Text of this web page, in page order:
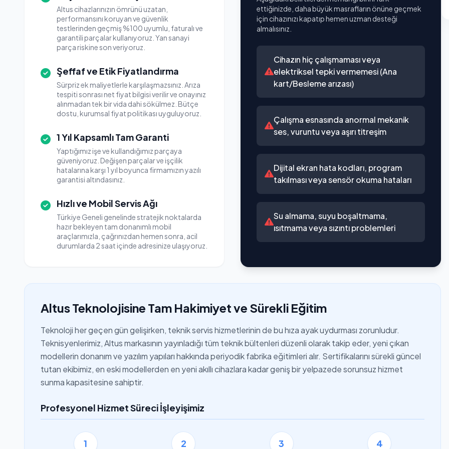
Altus cihazlarınızın ömrünü uzatan,
performansını koruyan ve güvenlik
testlerinden geçmiş %100 uyumlu, faturalı ve
garantili parçalar kullanıyoruz. Yan sanayi
parça riskine son veriyoruz.
Şeffaf ve Etik Fiyatlandırma
Sürpriz ek maliyetlerle karşılaşmazsınız. Arıza
tespiti sonrası net fiyat bilgisi verilir ve onayınız
alınmadan tek bir vida dahi sökülmez. Bütçe
dostu, kurumsal fiyat politikası uyguluyoruz.
1 Yıl Kapsamlı Tam Garanti
Yaptığımız işe ve kullandığımız parçaya
güveniyoruz. Değişen parçalar ve işçilik
hatalarına karşı 1 yıl boyunca firmamızın yazılı
garantisi altındasınız.
Hızlı ve Mobil Servis Ağı
Türkiye Geneli genelinde stratejik noktalarda
hazır bekleyen tam donanımlı mobil
araçlarımızla, çağrınızdan hemen sonra, acil
durumlarda 2 saat içinde adresinize ulaşıyoruz.
ettiğinizde, daha büyük masrafların önüne geçmek
için cihazınızı kapatıp hemen uzman desteği
almalısınız.
Cihazın hiç çalışmaması veya
elektriksel tepki vermemesi (Ana
kart/Besleme arızası)
Çalışma esnasında anormal mekanik
ses, vuruntu veya aşırı titreşim
Dijital ekran hata kodları, program
takılması veya sensör okuma hataları
Su almama, suyu boşaltmama,
ısıtmama veya sızıntı problemleri
Altus Teknolojisine Tam Hakimiyet ve Sürekli Eğitim
Teknoloji her geçen gün gelişirken, teknik servis hizmetlerinin de bu hıza ayak uydurması zorunludur.
Teknisyenlerimiz, Altus markasının yayınladığı tüm teknik bültenleri düzenli olarak takip eder, yeni çıkan
modellerin donanım ve yazılım yapıları hakkında periyodik fabrika eğitimleri alır. Sertifikalarını sürekli güncel
tutan ekibimiz, en eski modellerden en yeni akıllı cihazlara kadar geniş bir yelpazede sorunsuz hizmet
sunma kapasitesine sahiptir.
Profesyonel Hizmet Süreci İşleyişimiz
1 2 3 4